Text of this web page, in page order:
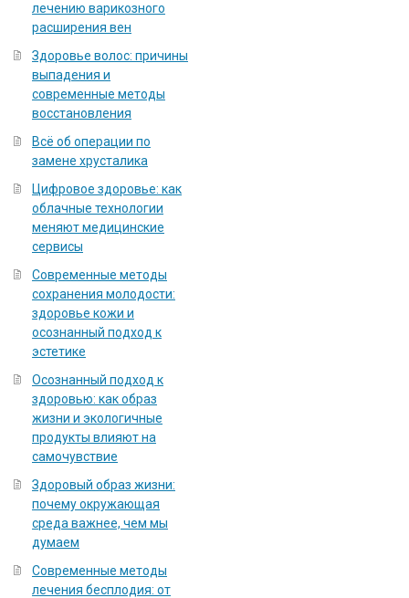
лечению варикозного
расширения вен
Здоровье волос: причины
выпадения и
современные методы
восстановления
Всё об операции по
замене хрусталика
Цифровое здоровье: как
облачные технологии
меняют медицинские
сервисы
Современные методы
сохранения молодости:
здоровье кожи и
осознанный подход к
эстетике
Осознанный подход к
здоровью: как образ
жизни и экологичные
продукты влияют на
самочувствие
Здоровый образ жизни:
почему окружающая
среда важнее, чем мы
думаем
Современные методы
лечения бесплодия: от